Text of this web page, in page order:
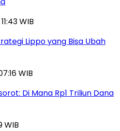
WIB
Lippo yang Bisa Ubah
WIB
Di Mana Rp1 Triliun Dana
WIB